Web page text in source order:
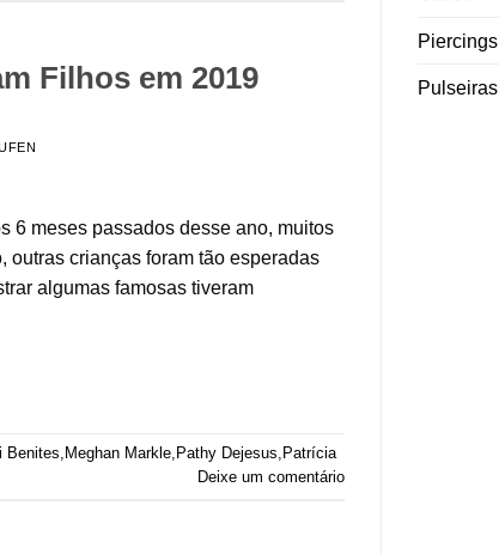
Filhos em 2019
6 meses passados desse ano, muitos
outras crianças foram tão esperadas
algumas famosas tiveram
Benites, Meghan Markle, Pathy Dejesus, Patrícia
Deixe um comentário
Piercings
Pulseiras